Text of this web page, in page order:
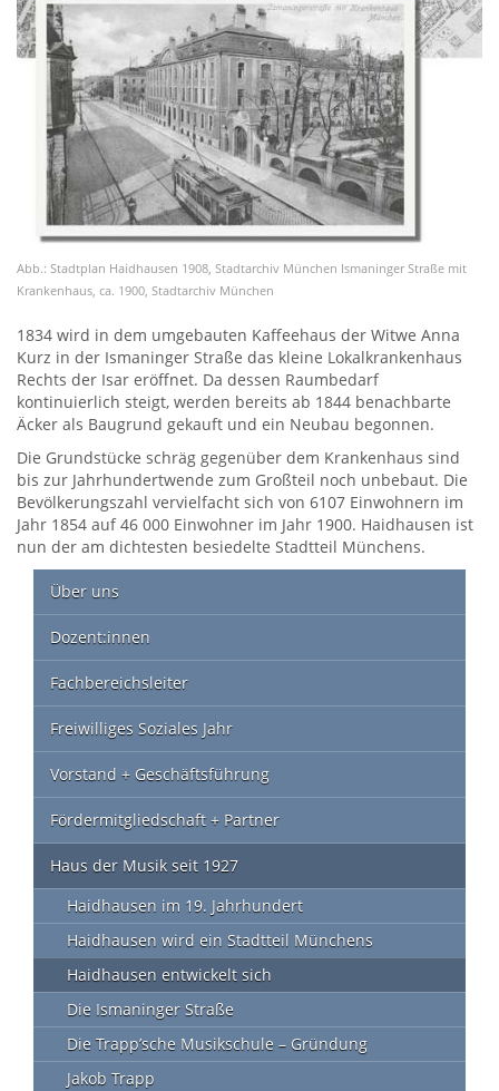
Abb.: Stadtplan Haidhausen 1908, Stadtarchiv München Ismaninger Straße mit
Krankenhaus, ca. 1900, Stadtarchiv München
1834 wird in dem umgebauten Kaffeehaus der Witwe Anna
Kurz in der Ismaninger Straße das kleine Lokalkrankenhaus
Rechts der Isar eröffnet. Da dessen Raumbedarf
kontinuierlich steigt, werden bereits ab 1844 benachbarte
Äcker als Baugrund gekauft und ein Neubau begonnen.
Die Grundstücke schräg gegenüber dem Krankenhaus sind
bis zur Jahrhundertwende zum Großteil noch unbebaut. Die
Bevölkerungszahl vervielfacht sich von 6107 Einwohnern im
Jahr 1854 auf 46 000 Einwohner im Jahr 1900. Haidhausen ist
nun der am dichtesten besiedelte Stadtteil Münchens.
Über uns
Dozent:innen
Fachbereichsleiter
Freiwilliges Soziales Jahr
Vorstand + Geschäftsführung
Fördermitgliedschaft + Partner
Haus der Musik seit 1927
Haidhausen im 19. Jahrhundert
Haidhausen wird ein Stadtteil Münchens
Haidhausen entwickelt sich
Die Ismaninger Straße
Die Trapp’sche Musikschule – Gründung
Jakob Trapp